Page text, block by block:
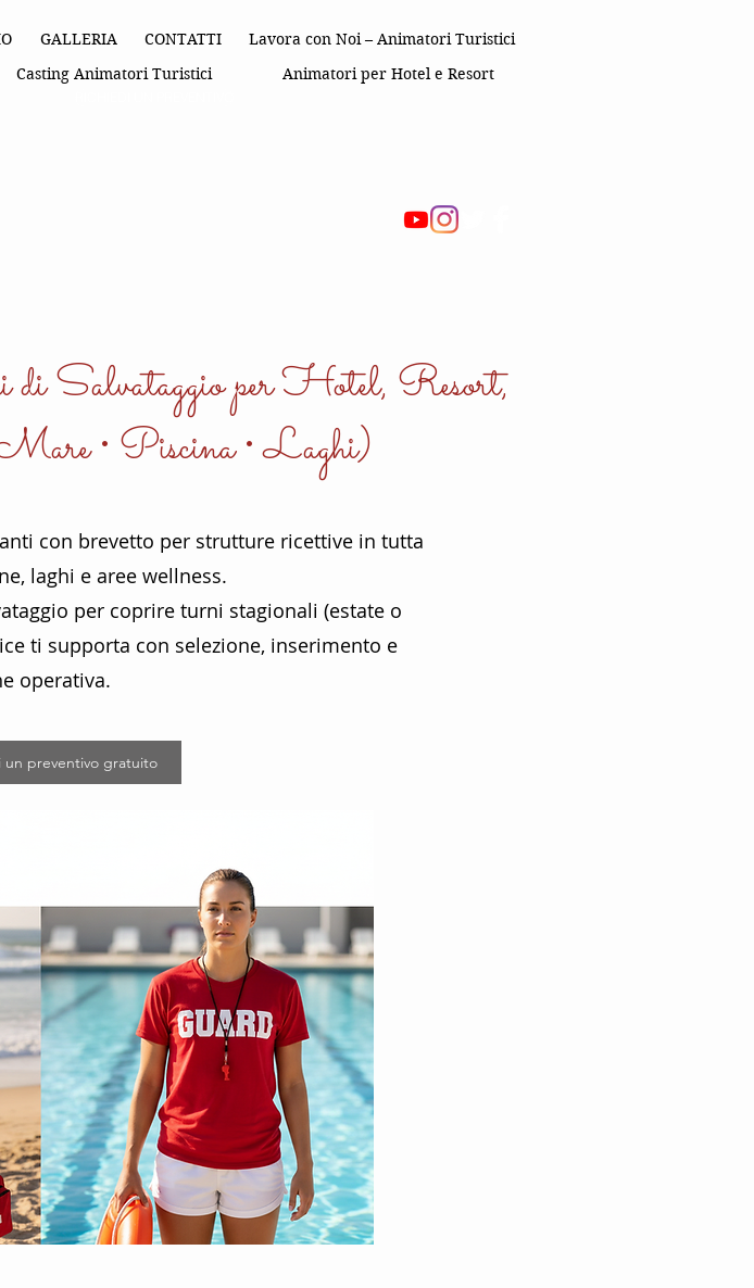
GALLERIA CONTATTI
Lavora con Noi – Animatori Turistici
Casting Animatori Turistici Animatori per Hotel e Resort
Salvataggio per Hotel, Resort,
• Piscina • Laghi)
con brevetto per strutture ricettive in tutta
laghi e aree wellness.
per coprire turni stagionali (estate o
ti supporta con selezione, inserimento e
operativa.
un preventivo gratuito